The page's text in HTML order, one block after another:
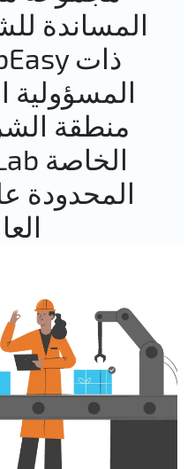
AI
المساندة
المسؤولية
منطقة
المحدودة